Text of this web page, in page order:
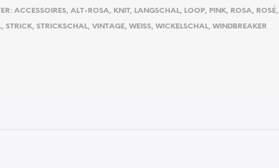
ACCESSOIRES, ALT-ROSA, KNIT, LANGSCHAL, LOOP, PINK, ROSA, ROSÉ,
, STRICK, STRICKSCHAL, VINTAGE, WEISS , WICKELSCHAL, WINDBREAKER